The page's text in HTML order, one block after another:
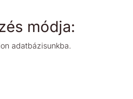
módja:
adatbázisunkba.